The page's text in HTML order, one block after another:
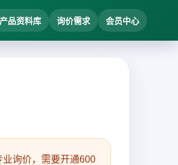
产品资料库 询价需求 会员中心
询价，需要开通600